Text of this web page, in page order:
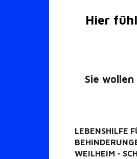
Hier
Sie
LEBENSHILFE
WEILHEIM -